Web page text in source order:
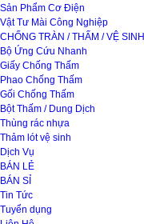
Sản Phẩm Cơ Điện
Vật Tư Mài Công Nghiệp
CHỐNG TRÀN / THẤM / VỆ SINH
Bộ Ứng Cứu Nhanh
Giấy Chống Thấm
Phao Chống Thấm
Gối Chống Thấm
Bột Thấm / Dung Dịch
Thùng rác nhựa
Thảm lót vệ sinh
Dịch Vụ
BÁN LẺ
BÁN SỈ
Tin Tức
Tuyển dụng